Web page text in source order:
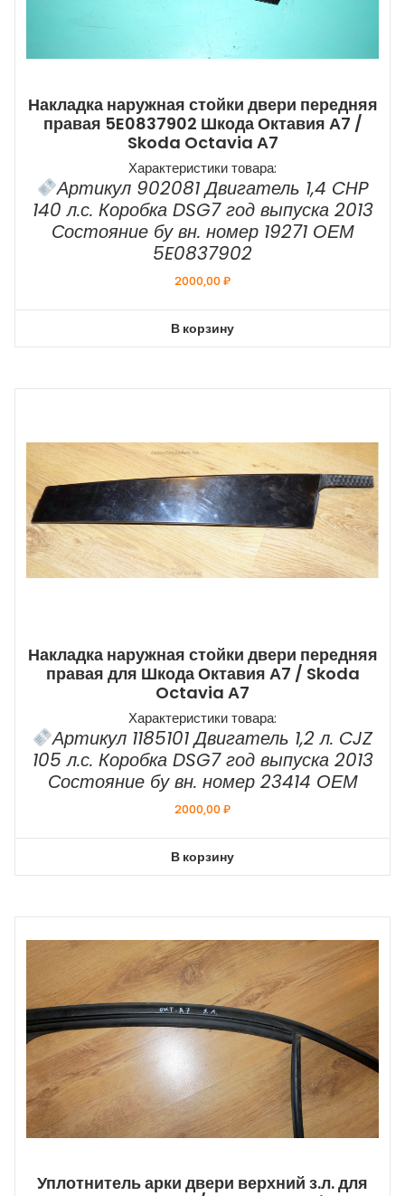
Накладка наружная стойки двери передняя
правая 5E0837902 Шкода Октавия А7 /
Skoda Octavia А7
Характеристики товара:
Артикул 902081 Двигатель 1,4 CHP
140 л.с. Коробка DSG7 год выпуска 2013
Состояние бу вн. номер 19271 ОЕМ
5E0837902
2000,00₽
В корзину
Накладка наружная стойки двери передняя
правая для Шкода Октавия А7 / Skoda
Octavia А7
Характеристики товара:
Артикул 1185101 Двигатель 1,2 л. CJZ
105 л.с. Коробка DSG7 год выпуска 2013
Состояние бу вн. номер 23414 ОЕМ
2000,00₽
В корзину
Уплотнитель арки двери верхний з.л. для